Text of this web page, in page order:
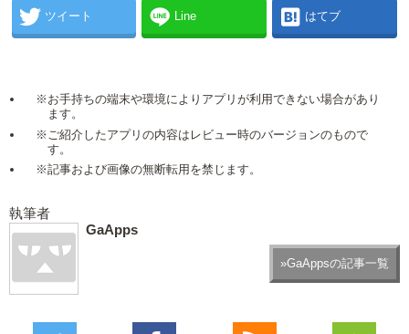
ツイート Line はてブ
※お手持ちの端末や環境によりアプリが利用できない場合があり
ます。
※ご紹介したアプリの内容はレビュー時のバージョンのもので
す。
※記事および画像の無断転用を禁じます。
執筆者
GaApps
»GaAppsの記事一覧